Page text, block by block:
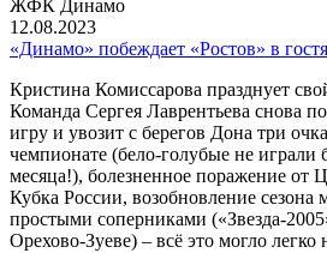
ЖФК Динамо
12.08.2023
«Динамо» побеждает «Ростов» в
Кристина Комиссарова празднует
Команда Сергея Лаврентьева снова
игру и увозит с берегов Дона три
чемпионате (бело-голубые не играли
месяца!), болезненное поражение
Кубка России, возобновление сезона
простыми соперниками («Звезда-
Орехово-Зуеве) – всё это могло